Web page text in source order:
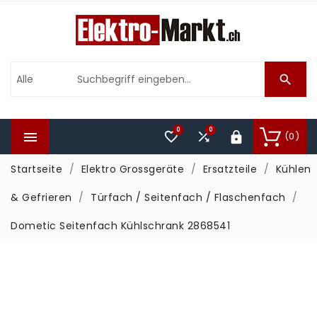

 (0)

0
0
Startseite Elektro Grossgeräte Ersatzteile
Kühlen
& Gefrieren
Türfach / Seitenfach / Flaschenfach
Dometic Seitenfach Kühlschrank 2868541